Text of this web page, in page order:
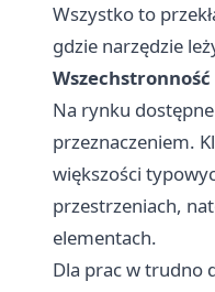
Wszystko to
gdzie narzędzie
Na rynku
przeznaczeniem.
większości
przestrzeniach,
elementach.
Dla prac w trudno